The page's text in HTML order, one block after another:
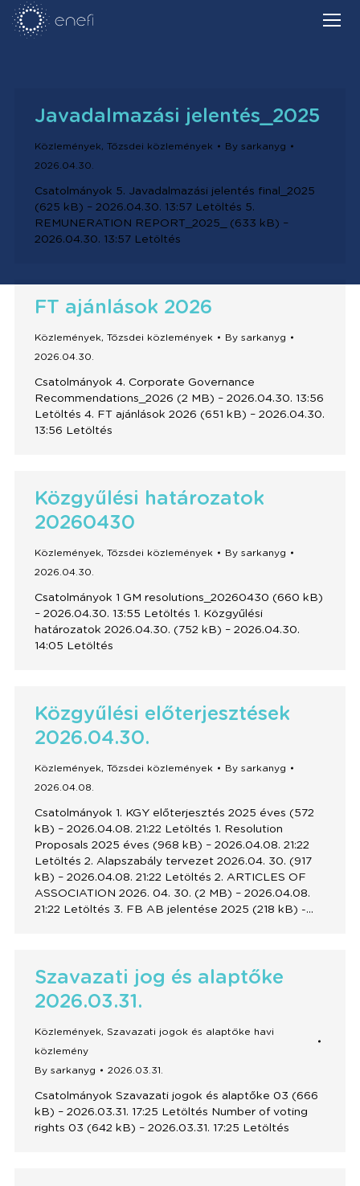
Javadalmazási jelentés_2025
Közlemények, Tőzsdei közlemények By sarkanyg
2026.04.30.
Csatolmányok 5. Javadalmazási jelentés final_2025
(625 kB) – 2026.04.30. 13:57 Letöltés 5.
REMUNERATION REPORT_2025_ (633 kB) –
2026.04.30. 13:57 Letöltés
FT ajánlások 2026
Közlemények, Tőzsdei közlemények By sarkanyg
2026.04.30.
Csatolmányok 4. Corporate Governance
Recommendations_2026 (2 MB) – 2026.04.30. 13:56
Letöltés 4. FT ajánlások 2026 (651 kB) – 2026.04.30.
13:56 Letöltés
Közgyűlési határozatok
20260430
Közlemények, Tőzsdei közlemények By sarkanyg
2026.04.30.
Csatolmányok 1 GM resolutions_20260430 (660 kB)
– 2026.04.30. 13:55 Letöltés 1. Közgyűlési
határozatok 2026.04.30. (752 kB) – 2026.04.30.
14:05 Letöltés
Közgyűlési előterjesztések
2026.04.30.
Közlemények, Tőzsdei közlemények By sarkanyg
2026.04.08.
Csatolmányok 1. KGY előterjesztés 2025 éves (572
kB) – 2026.04.08. 21:22 Letöltés 1. Resolution
Proposals 2025 éves (968 kB) – 2026.04.08. 21:22
Letöltés 2. Alapszabály tervezet 2026.04. 30. (917
kB) – 2026.04.08. 21:22 Letöltés 2. ARTICLES OF
ASSOCIATION 2026. 04. 30. (2 MB) – 2026.04.08.
21:22 Letöltés 3. FB AB jelentése 2025 (218 kB) -…
Szavazati jog és alaptőke
2026.03.31.
Közlemények, Szavazati jogok és alaptőke havi
közlemény
By sarkanyg 2026.03.31.
Csatolmányok Szavazati jogok és alaptőke 03 (666
kB) – 2026.03.31. 17:25 Letöltés Number of voting
rights 03 (642 kB) – 2026.03.31. 17:25 Letöltés